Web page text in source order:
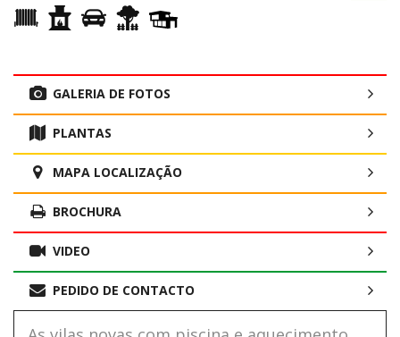
GALERIA DE FOTOS
PLANTAS
MAPA LOCALIZAÇÃO
BROCHURA
VIDEO
PEDIDO DE CONTACTO